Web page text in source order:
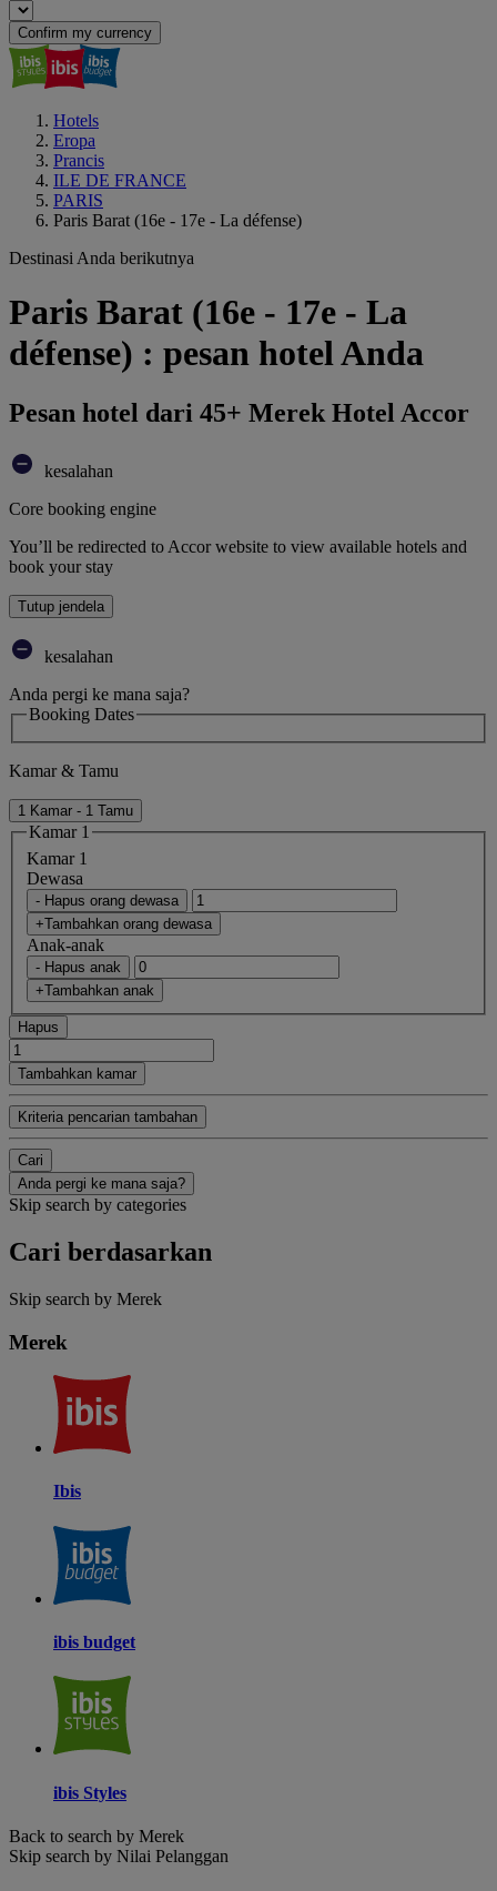
Confirm my currency
Hotels
Eropa
Prancis
ILE DE FRANCE
PARIS
Paris Barat (16e - 17e - La défense)
Destinasi Anda berikutnya
Paris Barat (16e - 17e - La
défense) : pesan hotel Anda
Pesan hotel dari 45+ Merek Hotel Accor
kesalahan
Core booking engine
You’ll be redirected to Accor website to view available hotels and
book your stay
Tutup jendela
kesalahan
Anda pergi ke mana saja?
Booking Dates
Kamar & Tamu
1 Kamar - 1 Tamu
Kamar 1
Kamar 1
Dewasa
- Hapus orang dewasa
+Tambahkan orang dewasa
Anak-anak
- Hapus anak
+Tambahkan anak
Hapus
Tambahkan kamar
Kriteria pencarian tambahan
Cari
Anda pergi ke mana saja?
Skip search by categories
Cari berdasarkan
Skip search by Merek
Merek
Ibis
ibis budget
ibis Styles
Back to search by Merek
Skip search by Nilai Pelanggan